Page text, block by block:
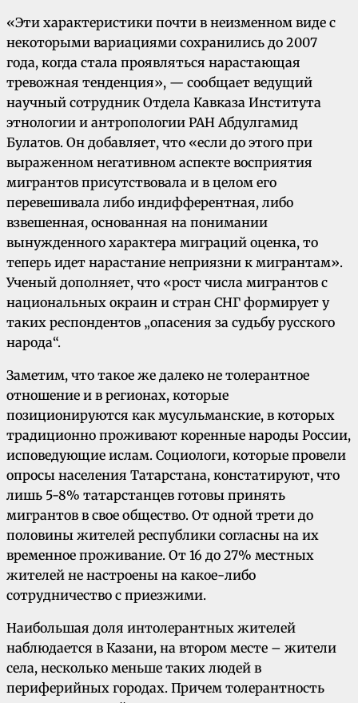
«Эти характеристики почти в неизменном виде с
некоторыми вариациями сохранились до 2007
года, когда стала проявляться нарастающая
тревожная тенденция», — сообщает ведущий
научный сотрудник Отдела Кавказа Института
этнологии и антропологии РАН Абдулгамид
Булатов. Он добавляет, что «если до этого при
выраженном негативном аспекте восприятия
мигрантов присутствовала и в целом его
перевешивала либо индифферентная, либо
взвешенная, основанная на понимании
вынужденного характера миграций оценка, то
теперь идет нарастание неприязни к мигрантам».
Ученый дополняет, что «рост числа мигрантов с
национальных окраин и стран СНГ формирует у
таких респондентов „опасения за судьбу русского
народа“.
Заметим, что такое же далеко не толерантное
отношение и в регионах, которые
позиционируются как мусульманские, в которых
традиционно проживают коренные народы России,
исповедующие ислам. Социологи, которые провели
опросы населения Татарстана, констатируют, что
лишь 5-8% татарстанцев готовы принять
мигрантов в свое общество. От одной трети до
половины жителей республики согласны на их
временное проживание. От 16 до 27% местных
жителей не настроены на какое-либо
сотрудничество с приезжими.
Наибольшая доля интолерантных жителей
наблюдается в Казани, на втором месте – жители
села, несколько меньше таких людей в
периферийных городах. Причем толерантность